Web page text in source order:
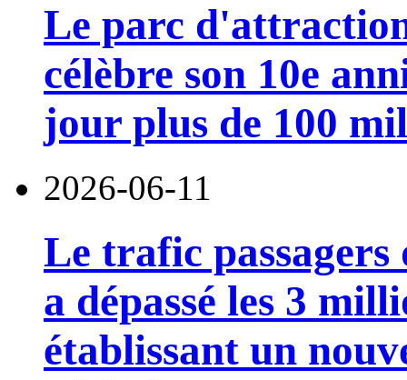
Le parc
célèbre son 10e
jour plus de 100
2026-06-11
Le trafic passagers
a dépassé les 3
établissant un